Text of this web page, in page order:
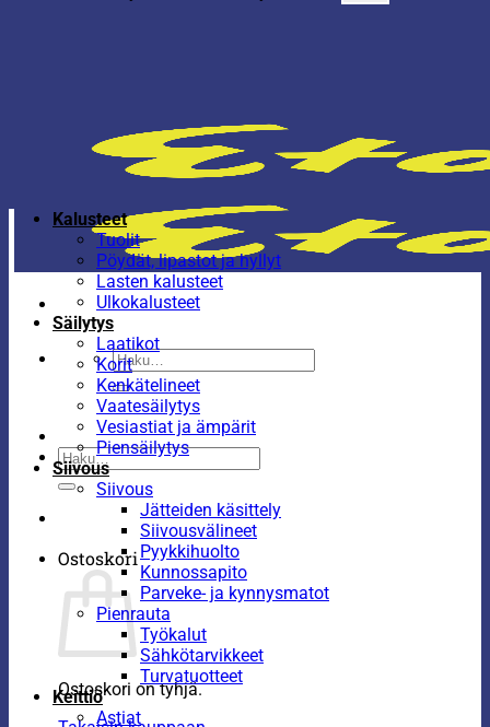
Etsi:
Etsi:
Ostoskori
Ostoskori on tyhjä.
Kalusteet
Tuolit
Pöydät, lipastot ja hyllyt
Lasten kalusteet
Ulkokalusteet
Säilytys
Laatikot
Korit
Kenkätelineet
Vaatesäilytys
Vesiastiat ja ämpärit
Piensäilytys
Siivous
Siivous
Jätteiden käsittely
Siivousvälineet
Pyykkihuolto
Kunnossapito
Parveke- ja kynnysmatot
Pienrauta
Työkalut
Sähkötarvikkeet
Turvatuotteet
Keittiö
Astiat